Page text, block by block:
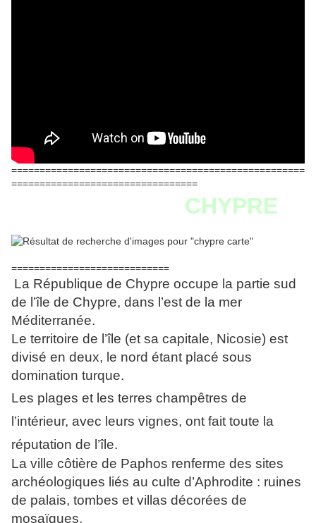
====================================================
=================================
CHYPRE
============================
La République de Chypre occupe la partie sud
de l’île de Chypre, dans l’est de la mer
Méditerranée.
Le territoire de l’île (et sa capitale, Nicosie) est
divisé en deux, le nord étant placé sous
domination turque.
Les plages et les terres champêtres de
l’intérieur, avec leurs vignes, ont fait toute la
réputation de l’île.
La ville côtière de Paphos renferme des sites
archéologiques liés au culte d’Aphrodite : ruines
de palais, tombes et villas décorées de
mosaïques.